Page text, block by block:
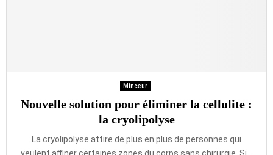
Minceur
Nouvelle solution pour éliminer la cellulite :
la cryolipolyse
La cryolipolyse attire de plus en plus de personnes qui